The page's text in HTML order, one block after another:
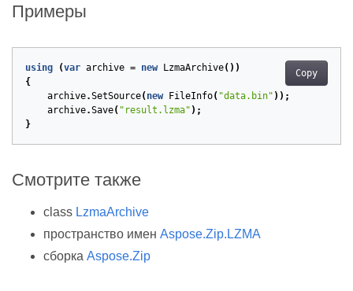
Примеры
Copy
using (var archive = new LzmaArchive())
{
archive.SetSource(new FileInfo( "data.bin" ));
archive.Save( "result.lzma" );
}
Смотрите также
class LzmaArchive
пространство имен Aspose.Zip.LZMA
сборка Aspose.Zip